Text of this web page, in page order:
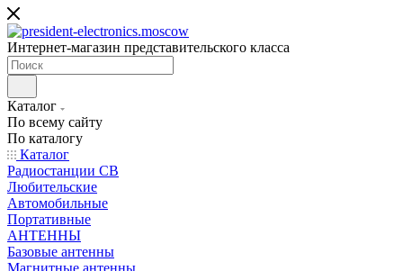
Интернет-магазин представительского класса
Каталог
По всему сайту
По каталогу
Каталог
Радиостанции CB
Любительские
Автомобильные
Портативные
АНТЕННЫ
Базовые антенны
Магнитные антенны